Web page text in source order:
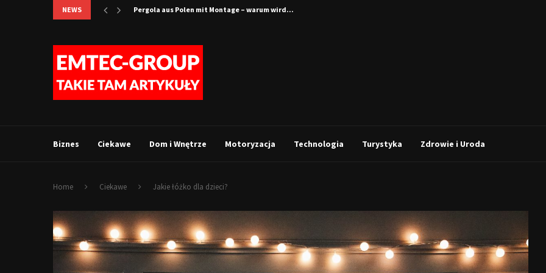
NEWS Loftowe wnętrze bez błędów – jak dobrać meble...
Biznes Ciekawe Dom i Wnętrze Motoryzacja Technologia Turystyka Zdrowie i Uroda
Home Ciekawe Jakie łóżko dla dzieci?